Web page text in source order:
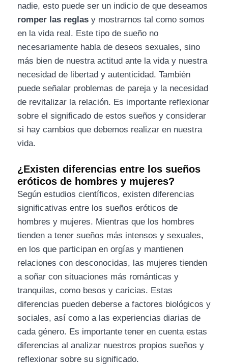
nadie, esto puede ser un indicio de que deseamos
romper las reglas y mostrarnos tal como somos
en la vida real. Este tipo de sueño no
necesariamente habla de deseos sexuales, sino
más bien de nuestra actitud ante la vida y nuestra
necesidad de libertad y autenticidad. También
puede señalar problemas de pareja y la necesidad
de revitalizar la relación. Es importante reflexionar
sobre el significado de estos sueños y considerar
si hay cambios que debemos realizar en nuestra
vida.
¿Existen diferencias entre los sueños
eróticos de hombres y mujeres?
Según estudios científicos, existen diferencias
significativas entre los sueños eróticos de
hombres y mujeres. Mientras que los hombres
tienden a tener sueños más intensos y sexuales,
en los que participan en orgías y mantienen
relaciones con desconocidas, las mujeres tienden
a soñar con situaciones más románticas y
tranquilas, como besos y caricias. Estas
diferencias pueden deberse a factores biológicos y
sociales, así como a las experiencias diarias de
cada género. Es importante tener en cuenta estas
diferencias al analizar nuestros propios sueños y
reflexionar sobre su significado.